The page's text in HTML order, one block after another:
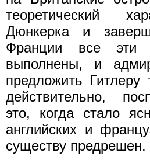
теоретический
Дюнкерка и
Франции все эти
выполнены, и
предложить
действительно,
это, когда стало
английских и
существу предрешен.